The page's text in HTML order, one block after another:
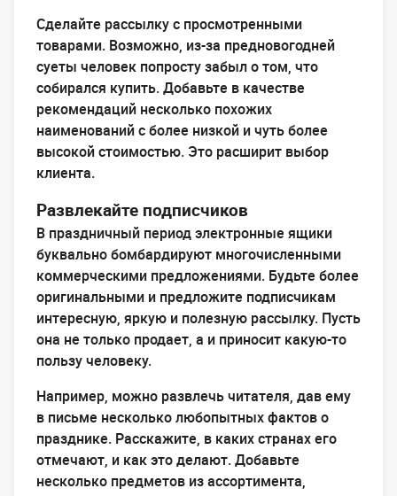
Сделайте рассылку с просмотренными
товарами. Возможно, из-за предновогодней
суеты человек попросту забыл о том, что
собирался купить. Добавьте в качестве
рекомендаций несколько похожих
наименований с более низкой и чуть более
высокой стоимостью. Это расширит выбор
клиента.
Развлекайте подписчиков
В праздничный период электронные ящики
буквально бомбардируют многочисленными
коммерческими предложениями. Будьте более
оригинальными и предложите подписчикам
интересную, яркую и полезную рассылку. Пусть
она не только продает, а и приносит какую-то
пользу человеку.
Например, можно развлечь читателя, дав ему
в письме несколько любопытных фактов о
празднике. Расскажите, в каких странах его
отмечают, и как это делают. Добавьте
несколько предметов из ассортимента,